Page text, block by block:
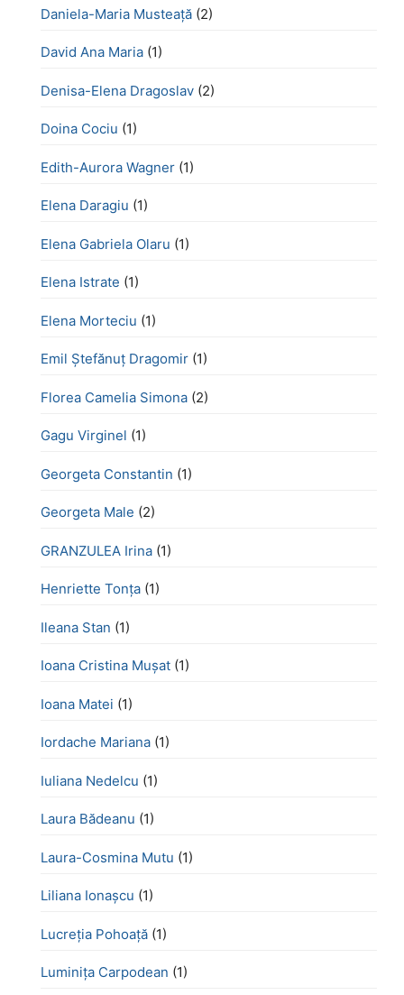
Daniela-Maria Musteață (2)
David Ana Maria (1)
Denisa-Elena Dragoslav (2)
Doina Cociu (1)
Edith-Aurora Wagner (1)
Elena Daragiu (1)
Elena Gabriela Olaru (1)
Elena Istrate (1)
Elena Morteciu (1)
Emil Ștefănuț Dragomir (1)
Florea Camelia Simona (2)
Gagu Virginel (1)
Georgeta Constantin (1)
Georgeta Male (2)
GRANZULEA Irina (1)
Henriette Tonţa (1)
Ileana Stan (1)
Ioana Cristina Mușat (1)
Ioana Matei (1)
Iordache Mariana (1)
Iuliana Nedelcu (1)
Laura Bădeanu (1)
Laura-Cosmina Mutu (1)
Liliana Ionașcu (1)
Lucreţia Pohoaţă (1)
Luminița Carpodean (1)